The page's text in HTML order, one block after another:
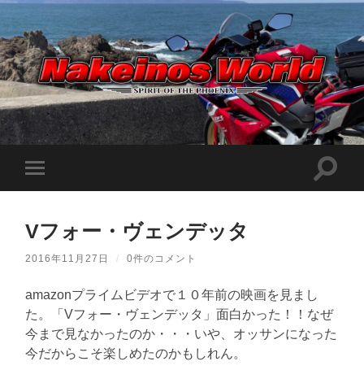
Nakeinos
world
ノ
ー
ル
|
や
日
を
適
当
バ
メ
ニ
ュ
切
替
え
る
検
え
る
Vフォー・ヴェンデッタ
2016年11月27日 / 0件のコメント
amazonプライムビデオで１０年前の映画を見まし
た。「Vフォー・ヴェンデッタ」面白かった！！なぜ
今まで見なかったのか・・・いや、オッサンになった
今だからこそ楽しめたのかもしれん。